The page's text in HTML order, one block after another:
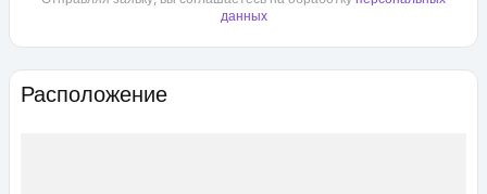
Расположение
данных